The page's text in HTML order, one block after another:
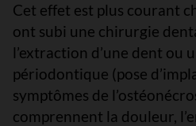
Cet effet est plus courant
ont subi une chirurgie
l’extraction d’une dent ou
périodontique (pose
symptômes de
comprennent la douleur,